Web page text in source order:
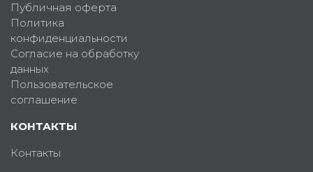
Публичная оферта
Политика
конфиденциальности
Согласие на обработку
данных
Пользовательское
соглашение
КОНТАКТЫ
Контакты